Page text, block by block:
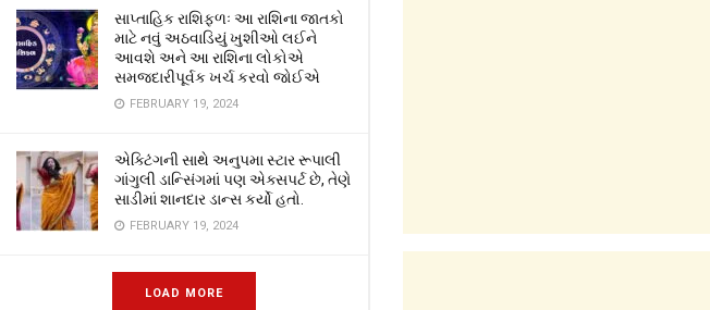
સાપ્તાહિક રાશિફળઃ આ રાશિના જાતકો
માટે નવું અઠવાડિયું ખુશીઓ લઈને
આવશે અને આ રાશિના લોકોએ
સમજદારીપૂર્વક ખર્ચ કરવો જોઈએ
FEBRUARY 19, 2024
એક્ટિંગની સાથે અનુપમા સ્ટાર રૂપાલી
ગાંગુલી ડાન્સિંગમાં પણ એક્સપર્ટ છે, તેણે
સાડીમાં શાનદાર ડાન્સ કર્યો હતો.
FEBRUARY 19, 2024
LOAD MORE